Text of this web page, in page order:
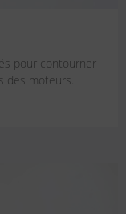
pour contourner
des moteurs.